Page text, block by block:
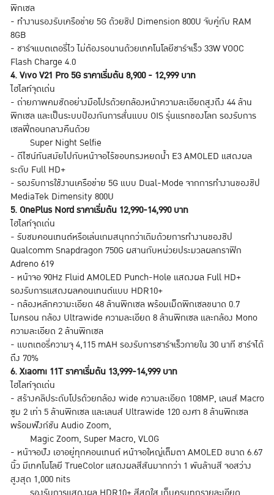
พิกเซล
- ทำงานรองรับเครือข่าย 5G ด้วยชิป Dimension 800U จับคู่กับ RAM
8GB
- ชาร์จแบตเตอรี่ไว ไม่ต้องรอนานด้วยเทคโนโลยีชาร์จเร็ว 33W VOOC
Flash Charge 4.0
4. Vivo V21 Pro 5G ราคาเริ่มต้น 8,900 - 12,999 บาท
ไฮไลท์จุดเด่น
- ถ่ายภาพคมชัดอย่างมือโปรด้วยกล้องหน้าความละเอียดสูงถึง 44 ล้าน
พิกเซล และเป็นระบบป้องกันการสั่นแบบ OIS รุ่นแรกของโลก รองรับการ
เซลฟี่ตอนกลางคืนด้วย
Super Night Selfie
- ดีไซน์ทันสมัยไปกับหน้าจอไร้ขอบทรงหยดน้ำ E3 AMOLED แสดงผล
ระดับ Full HD+
- รองรับการใช้งานเครือข่าย 5G แบบ Dual-Mode จากการทำงานของชิป
MediaTek Dimensity 800U
5. OnePlus Nord ราคาเริ่มต้น 12,990-14,990 บาท
ไฮไลท์จุดเด่น
- รับชมคอนเทนต์หรือเล่นเกมสนุกกว่าเดิมด้วยการทำงานของชิป
Qualcomm Snapdragon 750G ผสานกับหน่วยประมวลผลกราฟิก
Adreno 619
- หน้าจอ 90Hz Fluid AMOLED Punch-Hole แสดงผล Full HD+
รองรับการแสดงผลคอนเทนต์แบบ HDR10+
- กล้องหลักความะเอียด 48 ล้านพิกเซล พร้อมเม็ดพิกเซลขนาด 0.7
ไมครอน กล้อง Ultrawide ความละเอียด 8 ล้านพิกเซล และกล้อง Mono
ความละเอียด 2 ล้านพิกเซล
- แบตเตอรี่ความจุ 4,115 mAH รองรับการชาร์จเร็วภายใน 30 นาที ชาร์จได้
ถึง 70%
6. Xiaomi 11T ราคาเริ่มต้น 13,999-14,999 บาท
ไฮไลท์จุดเด่น
- สร้างคลิประดับโปรด้วยกล้อง wide ความละเอียด 108MP, เลนส์ Macro
ซูม 2 เท่า 5 ล้านพิกเซล และเลนส์ Ultrawide 120 องศา 8 ล้านพิกเซล
พร้อมฟังก์ชัน Audio Zoom,
Magic Zoom, Super Macro, VLOG
- หน้าจอปัง เอาอยู่ทุกคอนเทนต์ หน้าจอใหญ่เต็มตา AMOLED ขนาด 6.67
นิ้ว มีเทคโนโลยี TrueColor แสดงผลสีสันมากกว่า 1 พันล้านสี จอสว่าง
สูงสุด 1,000 nits